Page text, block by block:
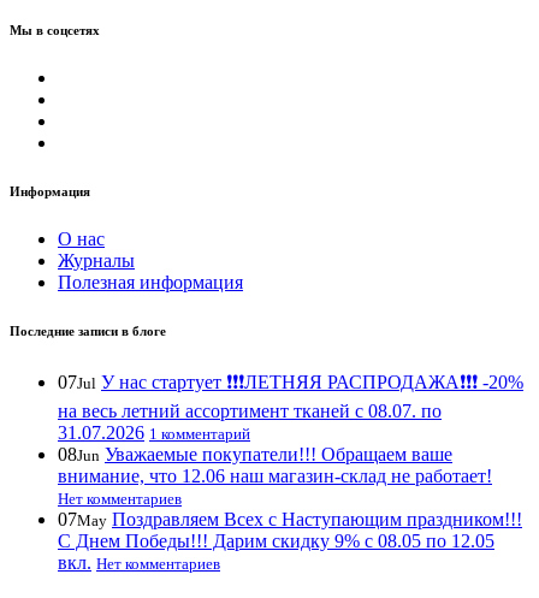
Мы в соцсетях
Информация
О нас
Журналы
Полезная информация
Последние записи в блоге
07Jul У нас стартует ❗️❗️❗️ЛЕТНЯЯ РАСПРОДАЖА❗️❗️❗️ -20%
на весь летний ассортимент тканей с 08.07. по
31.07.2026 1 комментарий
08Jun Уважаемые покупатели!!! Обращаем ваше
внимание, что 12.06 наш магазин-склад не работает!
Нет комментариев
07May Поздравляем Всех с Наступающим праздником!!!
С Днем Победы!!! Дарим скидку 9% с 08.05 по 12.05
вкл. Нет комментариев